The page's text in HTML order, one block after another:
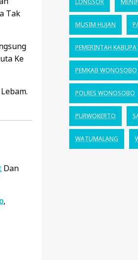
Tak
Ke
Dan
,
LONGSOR
MUSIM HUJAN
PEMERINTAH
PEMKAB WONOSOBO
POLRES WONOSOBO
PURWOKERTO
WATUMALANG